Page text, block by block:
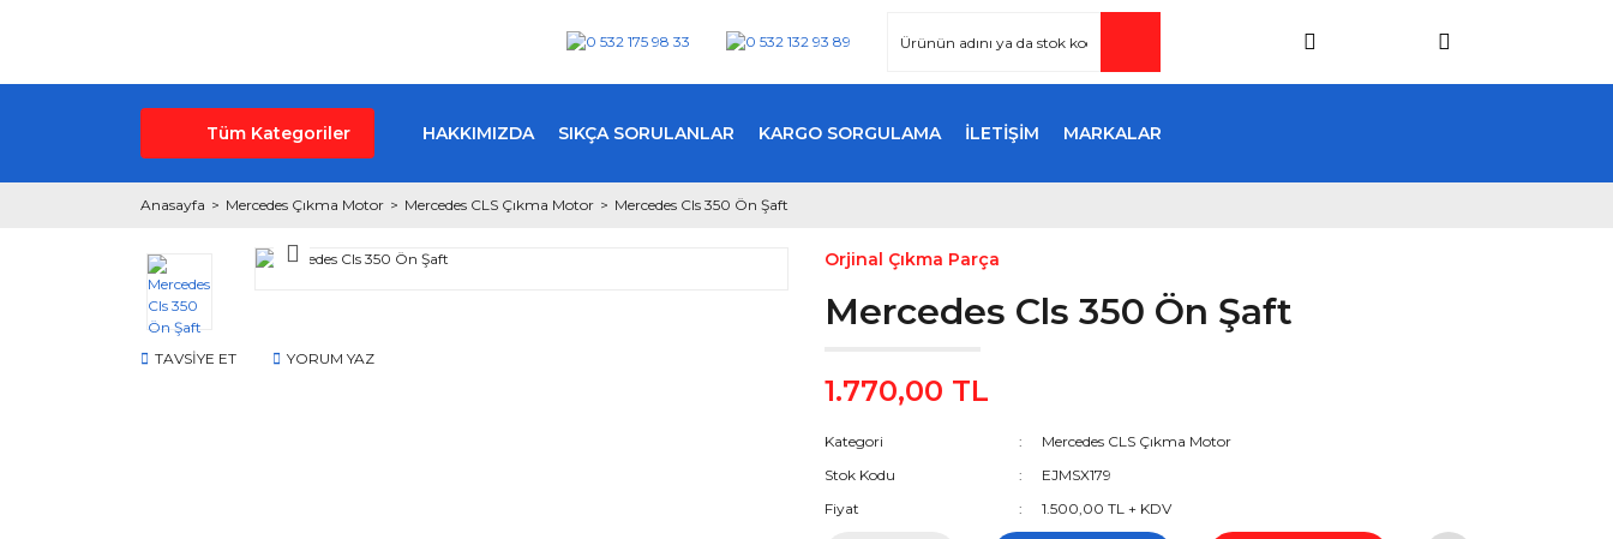
Tüm Kategoriler HAKKIMIZDA SIKÇA SORULANLAR KARGO SORGULAMA İLETİŞİM MARKALAR
Anasayfa Mercedes Çıkma Motor Mercedes CLS Çıkma Motor Mercedes Cls 350 Ön Şaft
TAVSİYE ET YORUM YAZ
Orjinal Çıkma Parça
Mercedes Cls 350 Ön Şaft
1.770,00 TL
Kategori
Mercedes CLS Çıkma Motor
Stok Kodu
EJMSX179
Fiyat
1.500,00 TL + KDV